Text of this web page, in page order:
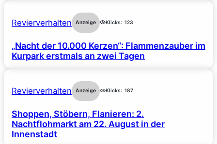
Revierverhalten Anzeige Klicks: 123
„Nacht der 10.000 Kerzen“: Flammenzauber im
Kurpark erstmals an zwei Tagen
Revierverhalten Anzeige Klicks: 187
Shoppen, Stöbern, Flanieren: 2.
Nachtflohmarkt am 22. August in der
Innenstadt